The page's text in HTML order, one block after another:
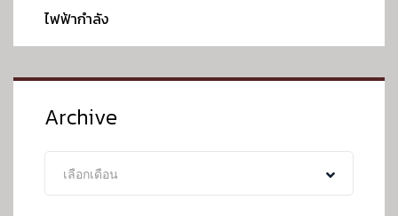
ไฟฟ้ากำลัง
Archive
Archive
เลือกเดือน